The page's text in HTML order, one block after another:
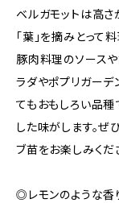
ベルガモットは高
「葉」を摘みとって
豚肉料理のソース
ラダやポプリガーデ
てもおもしろい品種
した味がします。
ブ苗をお楽しみくだ
◎レモンのような香